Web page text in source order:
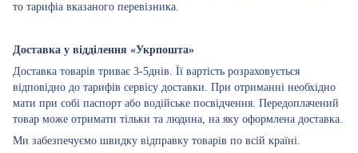
то тарифіа вказаного перевізника.
Доставка у відділення «Укрпошта»
Доставка товарів триває 3-5днів. Її вартість розраховується
відповідно до тарифів сервісу доставки. При отриманні необхідно
мати при собі паспорт або водійське посвідчення. Передоплачений
товар може отримати тільки та людина, на яку оформлена доставка.
Ми забезпечуємо швидку відправку товарів по всій країні.